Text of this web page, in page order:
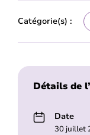
Catégorie(s) :
Détails de
Date
30 juillet